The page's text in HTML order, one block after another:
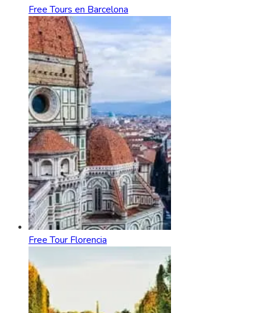
Free Tours en Barcelona
Free Tour Florencia